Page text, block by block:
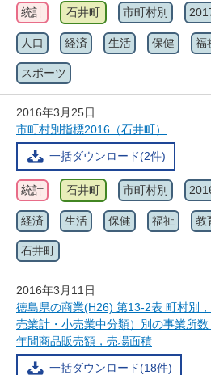
統計 石井町 市町村別
人口 経済 生活 保健 福
スポーツ
2016年3月25日
市町村別指標2016（石井町）
一括ダウンロード(2件)
統計 石井町 市町村別
経済 生活 保健 福祉 教
石井町
2016年3月11日
徳島県の商業(H26) 第13-2表 町村別
売業計・小売業中分類）別の事業所数
年間商品販売額，売場面積
一括ダウンロード(18件)